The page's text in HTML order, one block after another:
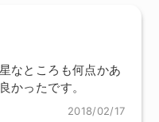
なところも何点かあ
かったです。
2018/02/17